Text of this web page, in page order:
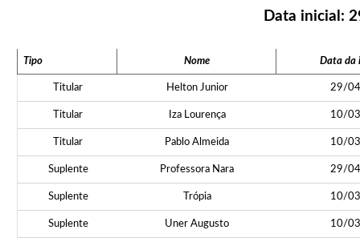
Data inicial:
Tipo Nome Data da
Titular Helton Junior 29/
Titular Iza Lourença 10/
Titular Pablo Almeida 10/
Suplente Professora Nara 29/
Suplente Trópia 10/
Suplente Uner Augusto 10/